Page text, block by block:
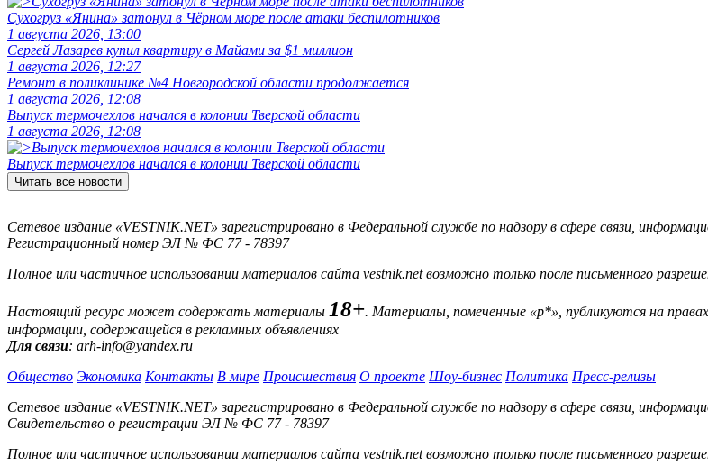
Сухогруз «Янина» затонул в Чёрном море после атаки беспилотников
1 августа 2026, 13:00
Сергей Лазарев купил квартиру в Майами за $1 миллион
1 августа 2026, 12:27
Ремонт в поликлинике №4 Новгородской области продолжается
1 августа 2026, 12:08
Выпуск термочехлов начался в колонии Тверской области
1 августа 2026, 12:08
Выпуск термочехлов начался в колонии Тверской области
Читать все новости
Сетевое издание «VESTNIK.NET» зарегистрировано в Федеральной службе по надзору в сфере связи,
Регистрационный номер ЭЛ № ФС 77 - 78397
Полное или частичное использовании материалов сайта vestnik.net возможно только после письменного
Настоящий ресурс может содержать материалы 18+. Материалы, помеченные «р*», публикуются на
информации, содержащейся в рекламных объявлениях
Для связи: arh-info@yandex.ru
Общество Экономика Контакты В мире Происшествия О проекте Шоу-бизнес Политика Пресс-релизы
Сетевое издание «VESTNIK.NET» зарегистрировано в Федеральной службе по надзору в сфере связи,
Свидетельство о регистрации ЭЛ № ФС 77 - 78397
Полное или частичное использовании материалов сайта vestnik.net возможно только после письменного